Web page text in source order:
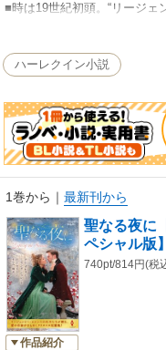
■時は19世紀初頭。“リージ
のファッションや文化が華
＊本書は、ハーレクイン文庫
ン・ヒストリカル・スペシャ
ださい。
ハーレクイン小説
1巻から ｜ 最新刊から
作品紹介
聖なる夜に
ペシャル版】
740pt/814円(税